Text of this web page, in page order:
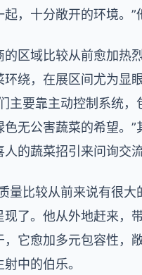
，十分敞开的环境。”
的区域比较从前愈加热
环绕，在展区间尤为显
主要靠主动控制系统
色无公害蔬菜的希望。
人的蔬菜招引来问询交
量比较从前来说有很
现了。他从外地赶来，
，它愈加多元包容性，
中的伯乐。